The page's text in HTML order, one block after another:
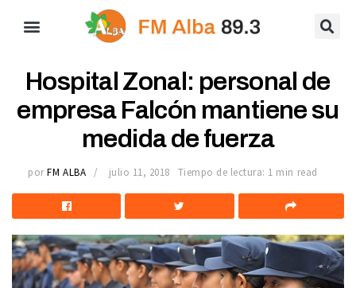
Hospital Zonal: personal de
empresa Falcón mantiene su
medida de fuerza
por FM ALBA julio 11, 2018 Tiempo de lectura: 1 min read